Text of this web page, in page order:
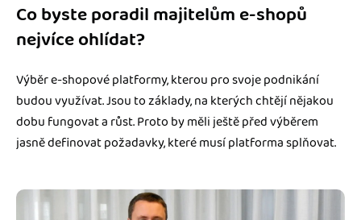
Co byste poradil majitelům e-shopů
nejvíce ohlídat?
Výběr e-shopové platformy, kterou pro svoje podnikání
budou využívat. Jsou to základy, na kterých chtějí nějakou
dobu fungovat a růst. Proto by měli ještě před výběrem
jasně definovat požadavky, které musí platforma splňovat.